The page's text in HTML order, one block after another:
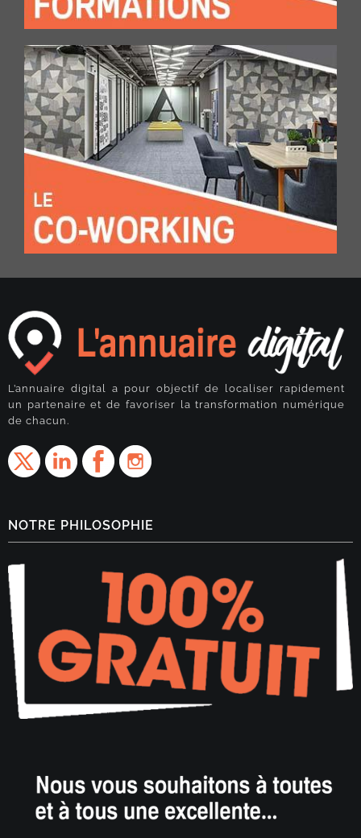
L’annuaire digital a pour objectif de localiser rapidement
un partenaire et de favoriser la transformation numérique
de chacun.
NOTRE PHILOSOPHIE